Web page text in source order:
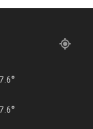
7.6°
7.6°